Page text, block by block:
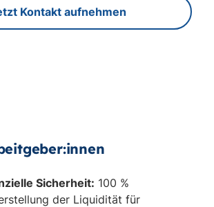
Kontakt aufnehmen
Sicherheit: 100 %
der Liquidität für